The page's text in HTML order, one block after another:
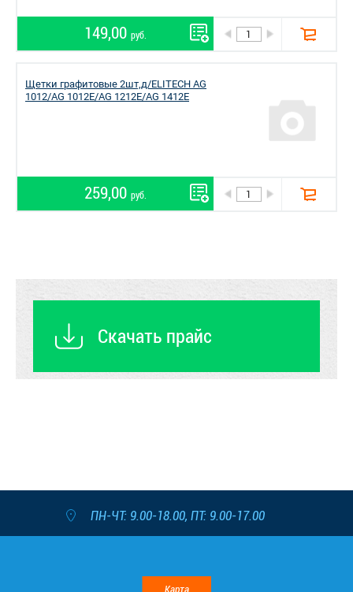
149,00 руб.
Щетки графитовые 2шт,д/ELITECH AG
1012/AG 1012E/AG 1212E/AG 1412E
259,00 руб.
Скачать прайс
ПН-ЧТ: 9.00-18.00, ПТ: 9.00-17.00
Карта